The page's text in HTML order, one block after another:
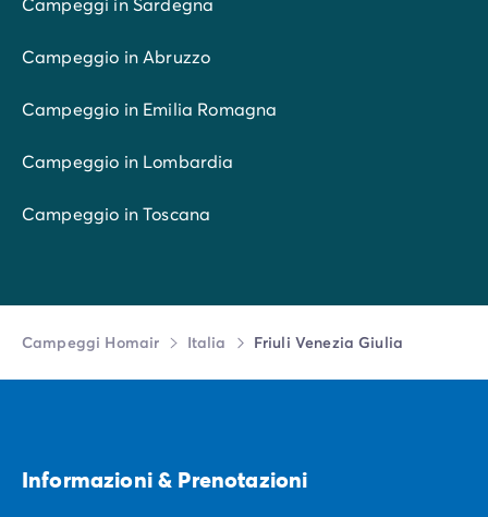
Campeggio in Abruzzo
Campeggio in Emilia Romagna
Campeggio in Lombardia
Campeggio in Toscana
Campeggi Homair Italia Friuli Venezia Giulia
Informazioni & Prenotazioni